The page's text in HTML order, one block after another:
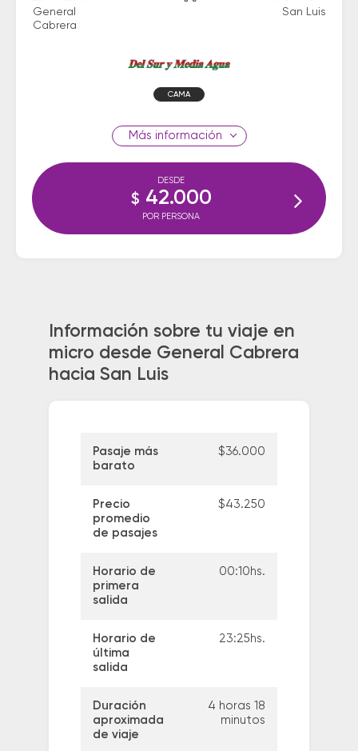
General
Cabrera
San Luis
CAMA
información
DESDE
$ 42.000
POR PERSONA
Información sobre tu viaje en
micro desde General Cabrera
hacia San Luis
Pasaje más
barato
$36.000
Precio
promedio
de pasajes
$43.250
Horario de
primera
salida
00:10hs.
Horario de
última
salida
23:25hs.
Duración
aproximada
de viaje
4 horas 18
minutos